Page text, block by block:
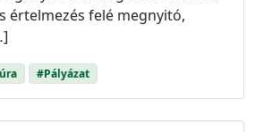
értelmezés felé megnyitó,
#Pályázat